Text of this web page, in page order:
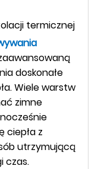
termicznej
doskonałe
Wiele warstw
zimne
ciepła z
utrzymującą
czas.